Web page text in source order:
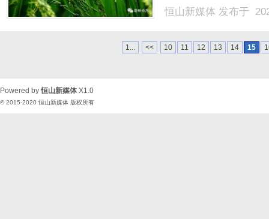
观看”这一关键词，成
电视直播受时间和频
恒山新媒体 发布于
1... << 10 11 12 13 14 15
Powered by恒山新媒体 X1.0
© 2015-2020 恒山新媒体 版权所有